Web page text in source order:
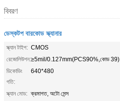
বিবরণ
ডেস্কটপ বারকোড স্ক্যানার
স্ক্যান টাইপ: CMOS
রেজোলিউশন:≥5mil/0.127mm(PCS90%,কোড 39)
ডিকোডিং
গতি:
640*480
স্ক্যান মোড: ক্রমাগত, অটো সেন্স